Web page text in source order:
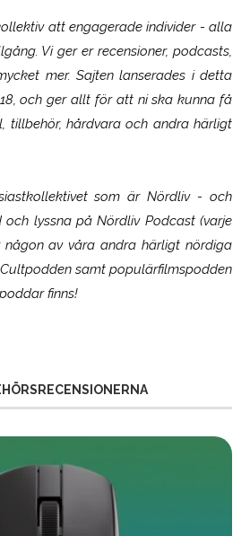
att engagerade individer - alla
Vi ger er recensioner, podcasts,
mer. Sajten lanserades i detta
och ger allt för att ni ska kunna få
tillbehör, hårdvara och andra härligt
som ärNördliv- och
lyssna på Nördliv Podcast (varje
någon av våra andra härligt nördiga
samt populärfilmspodden
finns!